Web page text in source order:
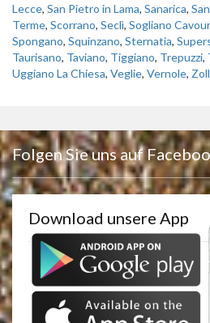
Lecce, San Pietro in Lama, Sanarica,
Terme, Scorrano, Seclì, Sogliano Cavour
Spongano, Squinzano, Sternatia,
Taurisano, Taviano, Tiggiano, Trepuzzi,
Uggiano La Chiesa, Veglie, Vernole,
Folgen Sie uns auf
Download unsere App